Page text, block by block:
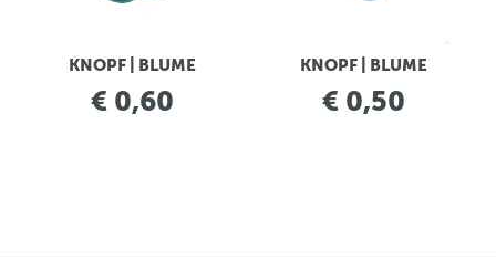
KNOPF | BLUME
€ 0,60
KNOPF | BLUME
€ 0,50